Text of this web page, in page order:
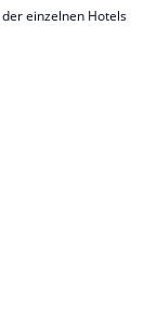
einzelnen Hotels